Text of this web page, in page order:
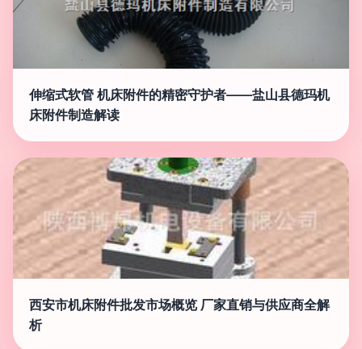
伸缩式软管 机床附件的精密守护者——盐山县德玛机
床附件制造解读
西安市机床附件批发市场概览 厂家直销与供应商全解
析